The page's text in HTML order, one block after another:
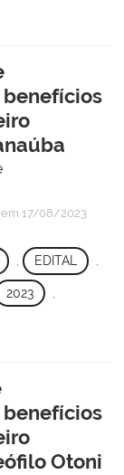
em 17/08/2023
EDITAL
2023
Otoni